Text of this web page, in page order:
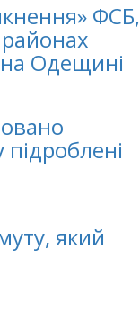
ФСБ,
Одещині
підроблені
який